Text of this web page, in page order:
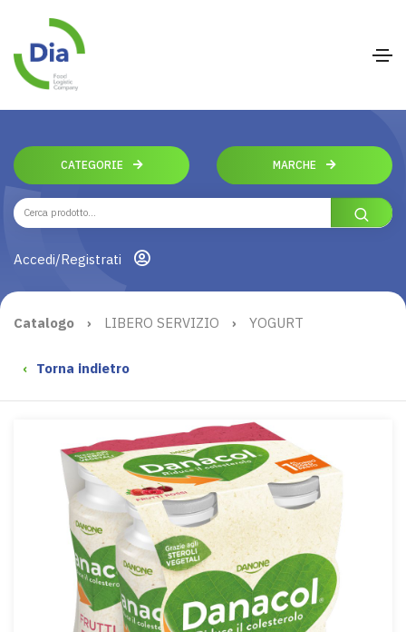
CATEGORIE MARCHE
Accedi/Registrati
Catalogo › LIBERO SERVIZIO › YOGURT
‹ Torna indietro